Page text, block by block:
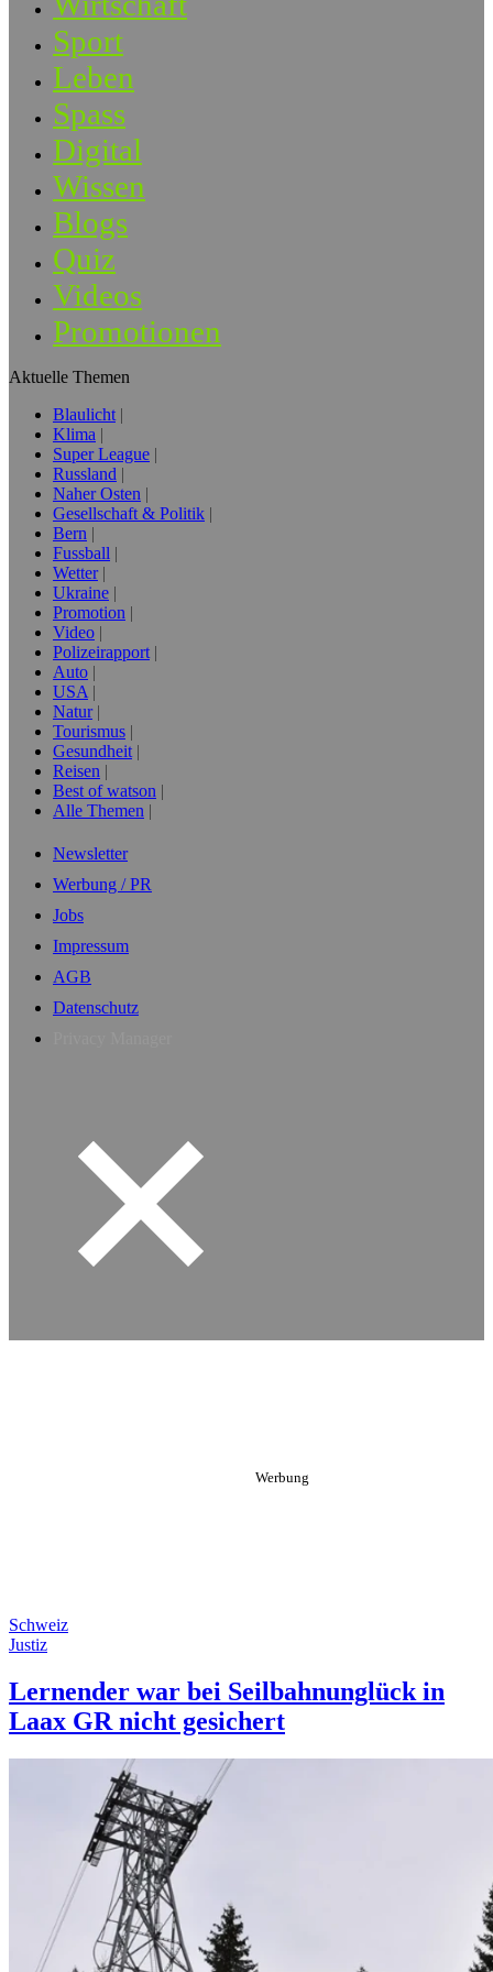
Sport
Leben
Spass
Digital
Wissen
Blogs
Quiz
Videos
Promotionen
Aktuelle Themen
Blaulicht
Klima
Super League
Russland
Naher Osten
Gesellschaft & Politik
Bern
Fussball
Wetter
Ukraine
Promotion
Video
Polizeirapport
Auto
USA
Natur
Tourismus
Gesundheit
Reisen
Best of watson
Alle Themen
Newsletter
Werbung / PR
Jobs
Impressum
AGB
Datenschutz
Schweiz
Justiz
Lernender war bei Seilbahnunglück in
Laax GR nicht gesichert